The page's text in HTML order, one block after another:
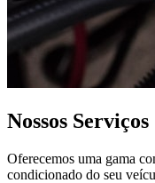
Nossos Serviços
Oferecemos uma gama
condicionado do seu